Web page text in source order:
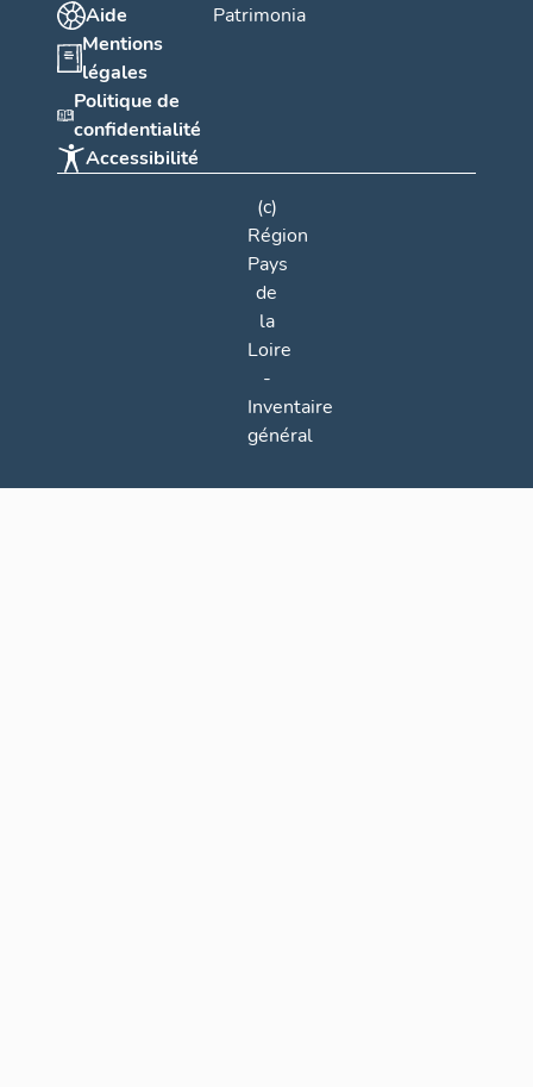
Aide
Mentions
légales
Politique de
confidentialité
Accessibilité
Patrimonia
(c)
Région
Pays
de
la
Loire
-
Inventaire
général